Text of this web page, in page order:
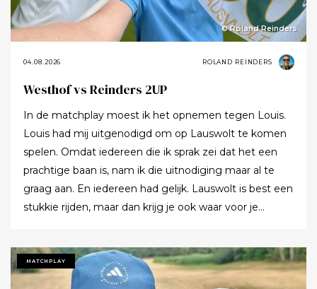
© Roland Reinders
04.08.2026 ROLAND REINDERS
Westhof vs Reinders 2UP
In de matchplay moest ik het opnemen tegen Louis.
Louis had mij uitgenodigd om op Lauswolt te komen
spelen. Omdat iedereen die ik sprak zei dat het een
prachtige baan is, nam ik die uitnodiging maar al te
graag aan. En iedereen had gelijk. Lauswolt is best een
stukkie rijden, maar dan krijg je ook waar voor je
Tot ik uiteindelijk aankondigde dat ik het nu echt niet
meer ging zeggen.
MATCHPLAY